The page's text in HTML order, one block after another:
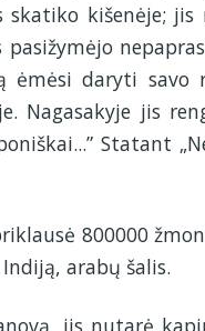
kišenėje;
pasižymėjo
ėmėsi daryti savo
jis
Statant
800000
arabų šalis.
jis nutarė